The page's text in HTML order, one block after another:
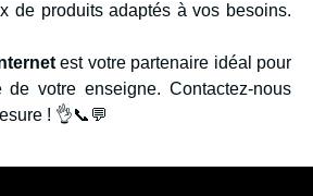
de produits adaptés à vos besoins.
est votre partenaire idéal pour
votre enseigne. Contactez-nous
! 👌📞💬